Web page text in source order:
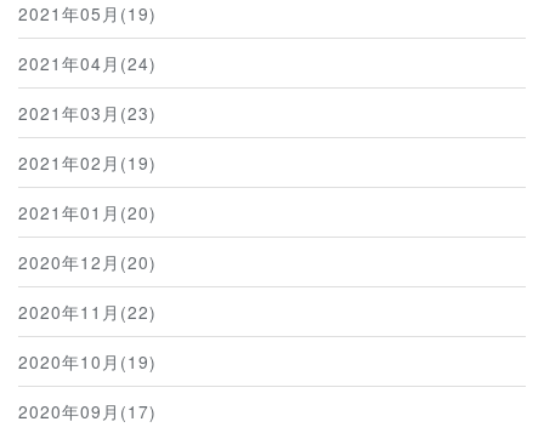
2021年05月(19)
2021年04月(24)
2021年03月(23)
2021年02月(19)
2021年01月(20)
2020年12月(20)
2020年11月(22)
2020年10月(19)
2020年09月(17)